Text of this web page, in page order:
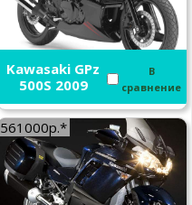
Kawasaki GPz
500S 2009
В
сравнение
561000р.*